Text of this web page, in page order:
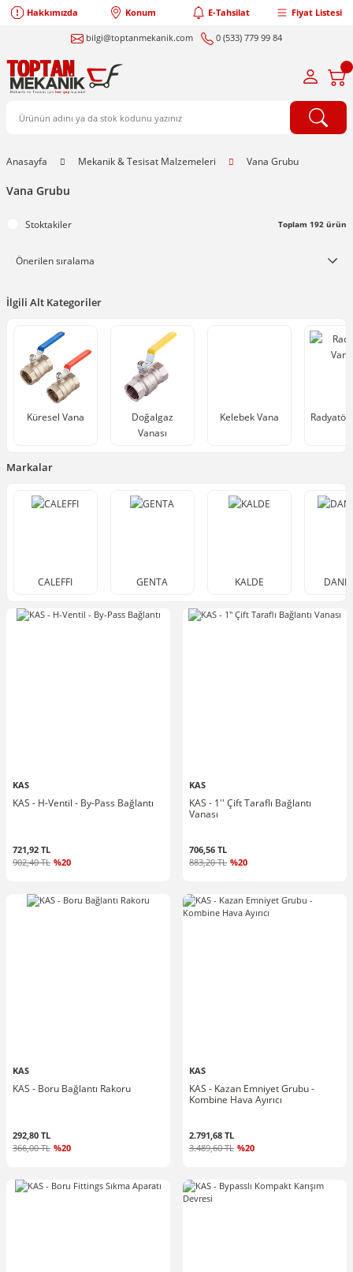
Hakkımızda Konum E-Tahsilat Fiyat Listesi
bilgi@toptanmekanik.com 0 (533) 779 99 84
Anasayfa Mekanik & Tesisat Malzemeleri Vana Grubu
Vana Grubu
Stoktakiler Toplam 192 ürün
İlgili Alt Kategoriler
Küresel Vana
Doğalgaz
Vanası
Kelebek Vana Radyatör
Markalar
CALEFFI GENTA KALDE
KAS
KAS - H-Ventil - By-Pass Bağlantı
721,92 TL
902,40 TL %20
KAS
KAS - 1'' Çift Taraflı Bağlantı
Vanası
706,56 TL
883,20 TL %20
KAS
KAS - Boru Bağlantı Rakoru
292,80 TL
366,00 TL %20
KAS
KAS - Kazan Emniyet Grubu -
Kombine Hava Ayırıcı
2.791,68 TL
3.489,60 TL %20